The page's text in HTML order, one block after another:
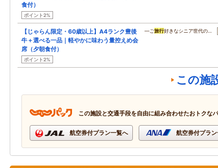
食付）
ポイント2%
【じゃらん限定・60歳以上】A4ランク豊後
牛＋選べる一品｜軽やかに味わう量控えめ会
席（夕朝食付）
ポイント2%
―ご旅行好きなシニア世代の…
この施
この施設と交通手段を自由に組み合わせたおトクな
航空券付プラン一覧へ 航空券付プラ